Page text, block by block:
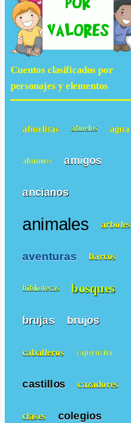
Cuentos clasificados por
personajes y elementos
abuelitas abuelos agua
alumnos amigos
ancianos
animales arboles
aventuras barcos
bibliotecas bosques
brujas brujos
caballeros caperucita
castillos cazadores
clases colegios